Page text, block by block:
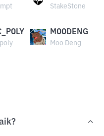
StakeStone
MOODENG
Moo Deng